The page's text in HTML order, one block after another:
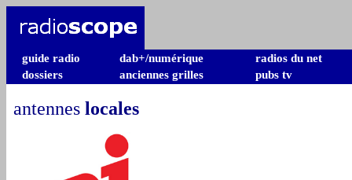
guide radio dab+/numérique
radios du net
dossiers
anciennes grilles pubs tv
antennes locales